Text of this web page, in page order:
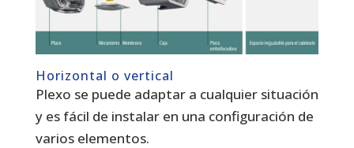
Horizontal o vertical
Plexo se puede adaptar a cualquier situación
y es fácil de instalar en una configuración de
varios elementos.